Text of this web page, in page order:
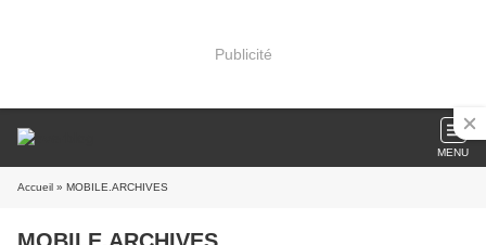
Publicité
MENU
Accueil » MOBILE.ARCHIVES